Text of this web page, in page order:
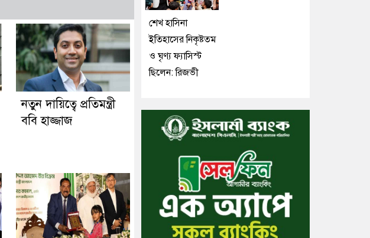
নতুন দায়িত্বে প্রতিমন্ত্রী
ববি হাজ্জাজ
শেখ হাসিনা
ইতিহাসের নিকৃষ্টতম
ও ঘৃণ্য ফ্যাসিস্ট
ছিলেন: রিজভী